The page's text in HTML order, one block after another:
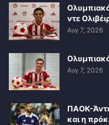
ντε
Αυγ 7, 2026
Αυγ 7, 2026
ΠΑΟΚ-
και η